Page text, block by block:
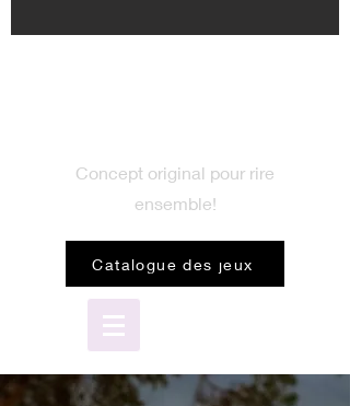
Concept original pour rire
ensemble!
Catalogue des jeux